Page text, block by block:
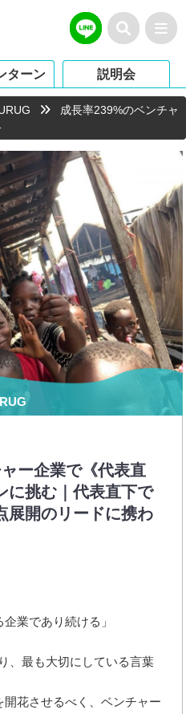
ターン 説明会
成長率239%のベンチャ
ー企業で《代表直
に挑む｜代表直下で
展開のリードに携わ
業であり続ける」
、最も大切にしている言葉
花させるべく、ベンチャー